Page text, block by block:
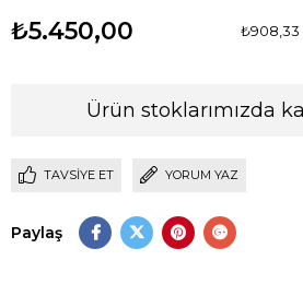
₺5.450,00 ₺908,33
Ürün stoklarımızda
TAVSIYE ET YORUM YAZ
Paylaş